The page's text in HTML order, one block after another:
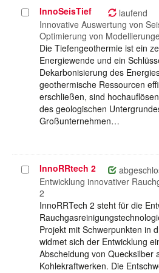
Projekt
auswählen
InnoSeisTief laufend
Innovative Auswertung von
Optimierung von
Die Tiefengeothermie ist ein
Energiewende und ein
Dekarbonisierung des
geothermische Ressourcen
erschließen, sind
des geologischen
Großunternehmen…
Projekt
auswählen
InnoRRtech 2
Entwicklung innovativer
2
InnoRRTech 2 steht für die
Projekt mit Schwerpunkten in
widmet sich der Entwicklung
Abscheidung von Quecksilber
Kohlekraftwerken. Die